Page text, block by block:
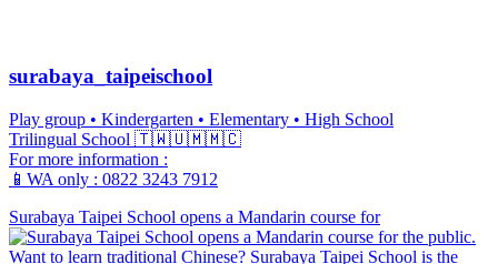
surabaya_taipeischool
Play group • Kindergarten • Elementary • High School
Trilingual School 🇹🇼🇺🇲🇲🇨
For more information :
📱WA only : 0822 3243 7912
Surabaya Taipei School opens a Mandarin course for